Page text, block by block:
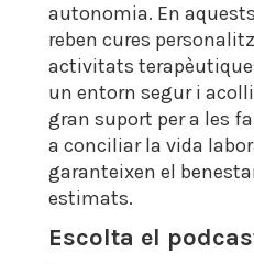
autonomia. En
reben cures
activitats
un entorn segur i
gran suport per a les
a conciliar la vida
garanteixen el
estimats.
Escolta el